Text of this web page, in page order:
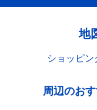
地
ショッピン
周辺のお